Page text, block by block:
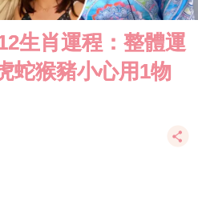
生肖運程：整體運
蛇猴豬小心用1物